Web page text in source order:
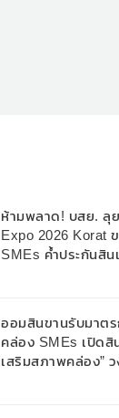
ห้ามพลาด! บสย. ลุ
Expo 2026 Korat
SMEs ค้ำประกันสิ
ออมสินขานรับมาต
คล่อง SMEs เปิดสิ
เสริมสภาพคล่อง”
ลบ.สนับสนุนเงินทุ